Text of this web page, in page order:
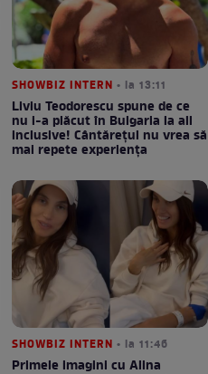
SHOWBIZ INTERN • la 13:11
Liviu Teodorescu spune de ce
nu i-a plăcut în Bulgaria la all
inclusive! Cântărețul nu vrea să
mai repete experiența
SHOWBIZ INTERN • la 11:46
Primele imagini cu Alina